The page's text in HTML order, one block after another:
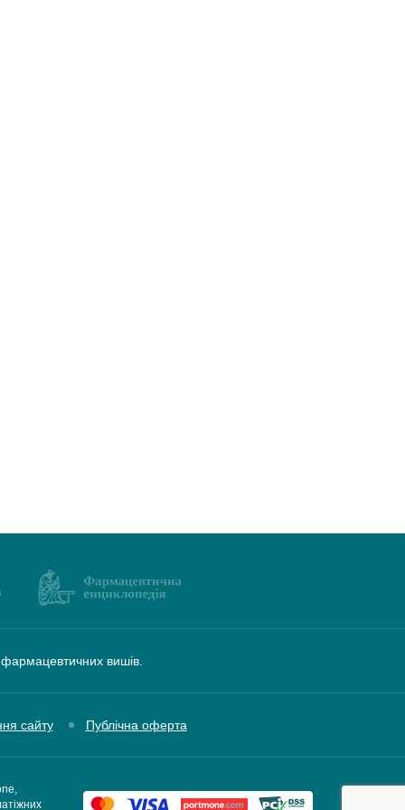
вишів.
сайту Публічна оферта